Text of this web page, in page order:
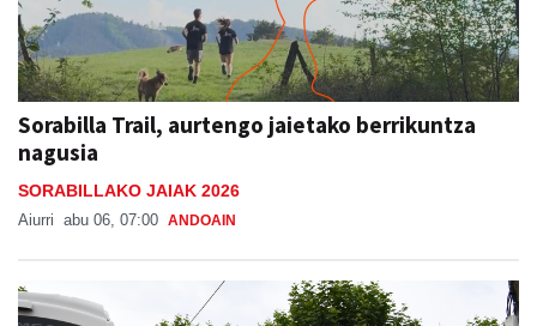
Sorabilla Trail, aurtengo jaietako berrikuntza
nagusia
SORABILLAKO JAIAK 2026
Aiurri abu 06, 07:00 ANDOAIN